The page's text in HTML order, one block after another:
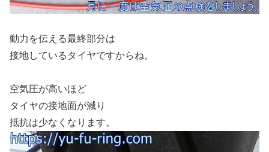
動力を伝える最終部分は
接地しているタイヤですからね。
空気圧が高いほど
タイヤの接地面が減り
抵抗は少なくなります。